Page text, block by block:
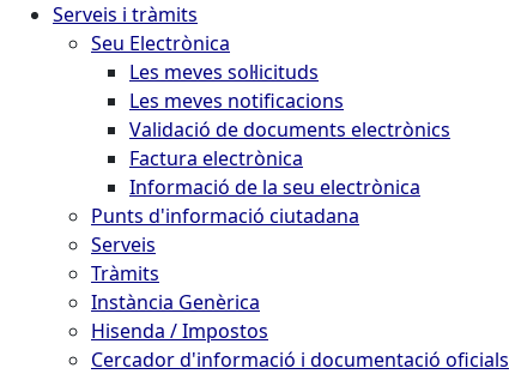
Serveis i tràmits
Seu Electrònica
Les meves sol·licituds
Les meves notificacions
Validació de documents electrònics
Factura electrònica
Informació de la seu electrònica
Punts d'informació ciutadana
Serveis
Tràmits
Instància Genèrica
Hisenda / Impostos
Cercador d'informació i documentació oficials